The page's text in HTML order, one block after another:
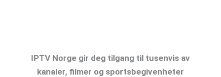
IPTV Norge gir deg tilgang til tusenvis av
kanaler, filmer og sportsbegivenheter